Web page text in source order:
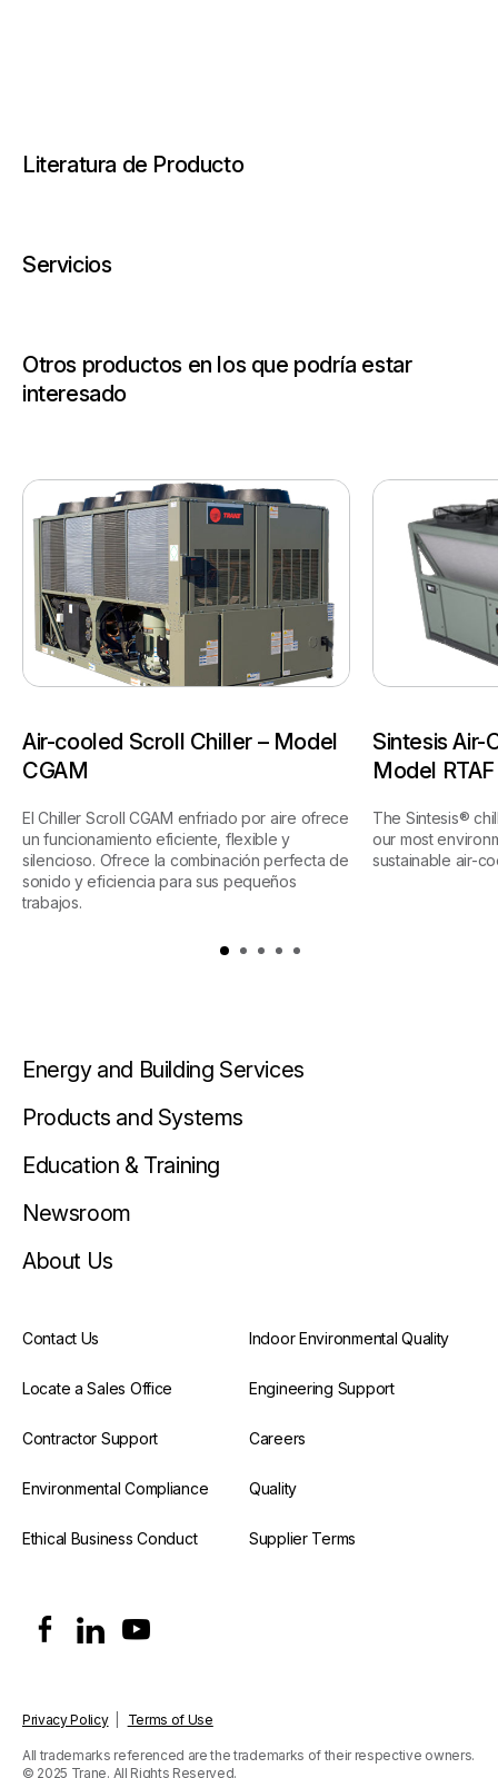
Literatura de Producto
Servicios
Otros productos en los que podría estar
interesado
Air-cooled Scroll Chiller – Model
CGAM
El Chiller Scroll CGAM enfriado por aire ofrece
un funcionamiento eficiente, flexible y
silencioso. Ofrece la combinación perfecta de
sonido y eficiencia para sus pequeños
trabajos.
Sintesis Air-
Model RTAF
The Sintesis®
our most
sustainable air-
Energy and Building Services
Products and Systems
Education & Training
Newsroom
About Us
Contact Us Indoor Environmental Quality
Locate a Sales Office Engineering Support
Contractor Support Careers
Environmental Compliance Quality
Ethical Business Conduct Supplier Terms
Privacy Policy| Terms of Use
All trademarks referenced are the trademarks of their respective owners.
© 2025 Trane. All Rights Reserved.